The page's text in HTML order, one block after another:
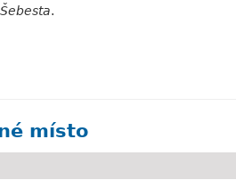
.
místo